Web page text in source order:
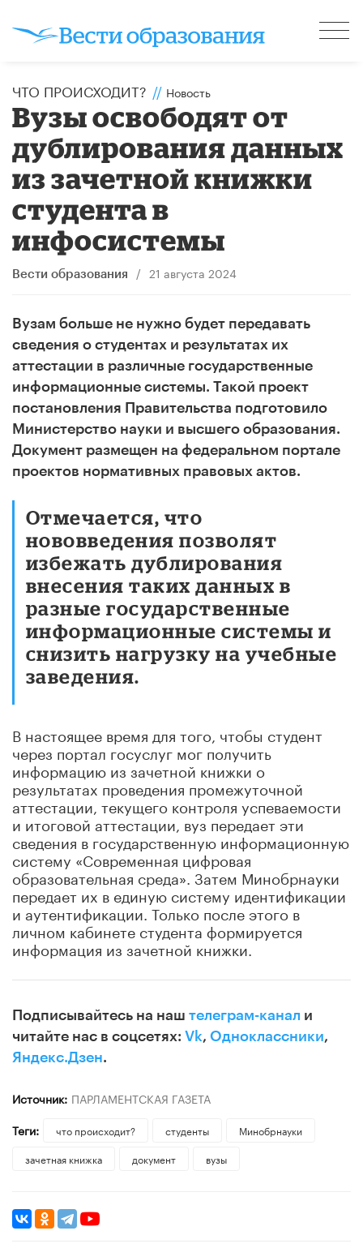
ЧТО ПРОИСХОДИТ? // Новость
Вузы освободят от
дублирования данных
из зачетной книжки
студента в
инфосистемы
Вести образования / 21 августа 2024
Вузам больше не нужно будет передавать
сведения о студентах и результатах их
аттестации в различные государственные
информационные системы. Такой проект
постановления Правительства подготовило
Министерство науки и высшего образования.
Документ размещен на федеральном портале
проектов нормативных правовых актов.
Отмечается, что
нововведения позволят
избежать дублирования
внесения таких данных в
разные государственные
информационные системы и
снизить нагрузку на учебные
заведения.
В настоящее время для того, чтобы студент
через портал госуслуг мог получить
информацию из зачетной книжки о
результатах проведения промежуточной
аттестации, текущего контроля успеваемости
и итоговой аттестации, вуз передает эти
сведения в государственную информационную
систему «Современная цифровая
образовательная среда». Затем Минобрнауки
передает их в единую систему идентификации
и аутентификации. Только после этого в
личном кабинете студента формируется
информация из зачетной книжки.
Подписывайтесь на наш телеграм-канал и
читайте нас в соцсетях: Vk, Одноклассники,
Яндекс.Дзен.
Источник: ПАРЛАМЕНТСКАЯ ГАЗЕТА
Теги:
что происходит? студенты
Минобрнауки
зачетная книжка
документ вузы